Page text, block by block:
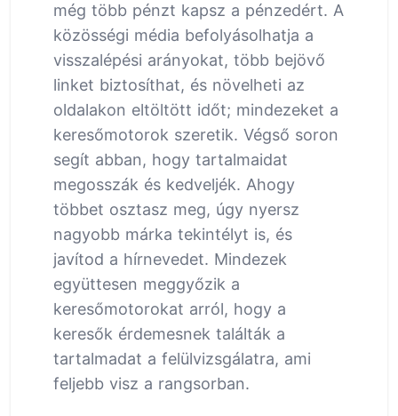
még több pénzt kapsz a pénzedért. A
közösségi média befolyásolhatja a
visszalépési arányokat, több bejövő
linket biztosíthat, és növelheti az
oldalakon eltöltött időt; mindezeket a
keresőmotorok szeretik. Végső soron
segít abban, hogy tartalmaidat
megosszák és kedveljék. Ahogy
többet osztasz meg, úgy nyersz
nagyobb márka tekintélyt is, és
javítod a hírnevedet. Mindezek
együttesen meggyőzik a
keresőmotorokat arról, hogy a
keresők érdemesnek találták a
tartalmadat a felülvizsgálatra, ami
feljebb visz a rangsorban.